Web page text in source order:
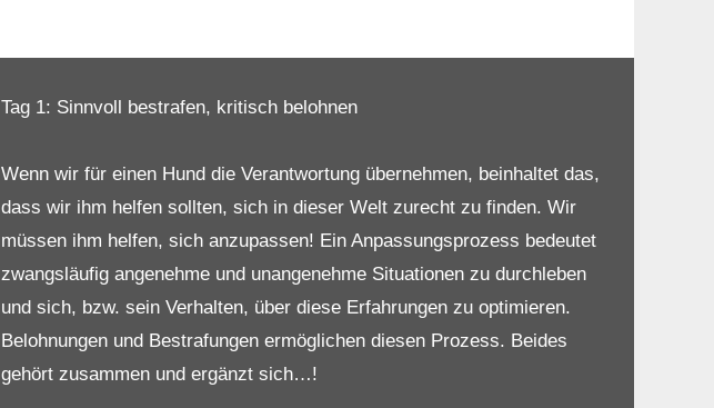
Wenn wir für einen Hund die Verantwortung übernehmen, beinhaltet das,
dass wir ihm helfen sollten, sich in dieser Welt zurecht zu finden. Wir
müssen ihm helfen, sich anzupassen! Ein Anpassungsprozess bedeutet
zwangsläufig angenehme und unangenehme Situationen zu durchleben
und sich, bzw. sein Verhalten, über diese Erfahrungen zu optimieren.
Belohnungen und Bestrafungen ermöglichen diesen Prozess. Beides